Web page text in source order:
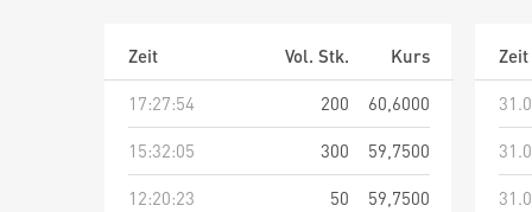
Zeit Vol. Stk.
Kurs
17:27:54
200
60,6000
15:32:05
300
59,7500
12:20:23
50
59,7500
Zeit